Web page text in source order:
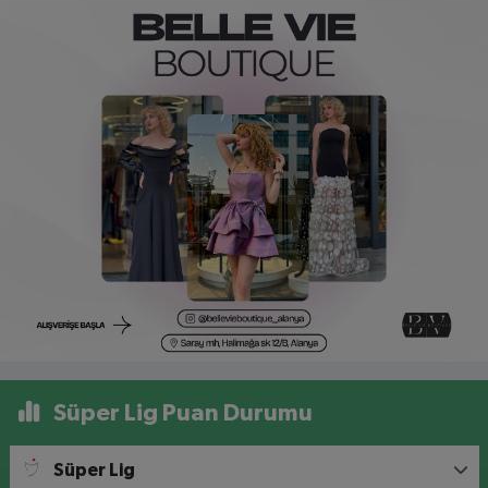
Süper Lig Puan Durumu
Süper Lig